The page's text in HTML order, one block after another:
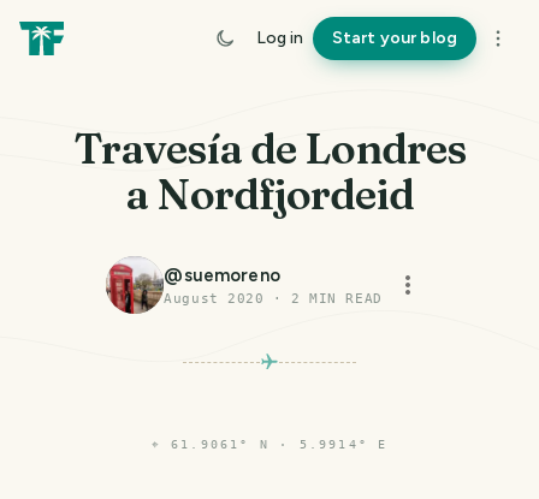
Log in Start your blog
Travesía de Londres
a Nordfjordeid
@suemoreno
August 2020 · 2 MIN READ
⌖ 61.9061° N · 5.9914° E